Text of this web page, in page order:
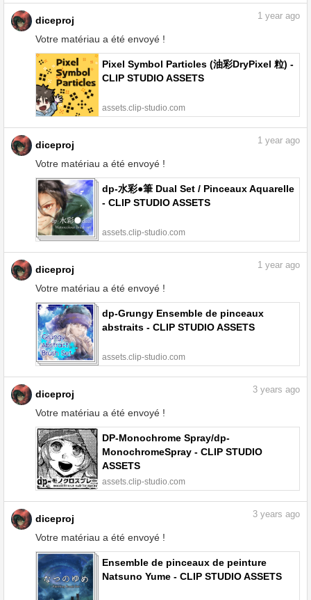
diceproj
Votre matériau a été envoyé !
1 year ago
Pixel Symbol Particles (油彩DryPixel 粒) -
CLIP STUDIO ASSETS
assets.clip-studio.com
diceproj
Votre matériau a été envoyé !
1 year ago
dp-水彩●筆 Dual Set / Pinceaux Aquarelle
- CLIP STUDIO ASSETS
assets.clip-studio.com
diceproj
Votre matériau a été envoyé !
1 year ago
dp-Grungy Ensemble de pinceaux
abstraits - CLIP STUDIO ASSETS
assets.clip-studio.com
diceproj
Votre matériau a été envoyé !
3 years ago
DP-Monochrome Spray/dp-
MonochromeSpray - CLIP STUDIO
ASSETS
assets.clip-studio.com
diceproj
Votre matériau a été envoyé !
3 years ago
Ensemble de pinceaux de peinture
Natsuno Yume - CLIP STUDIO ASSETS